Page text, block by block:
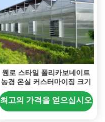
웬로 스타일 폴리카보네이트
농경 온실 커스터마이징 크기
최고의 가격을 얻으십시오